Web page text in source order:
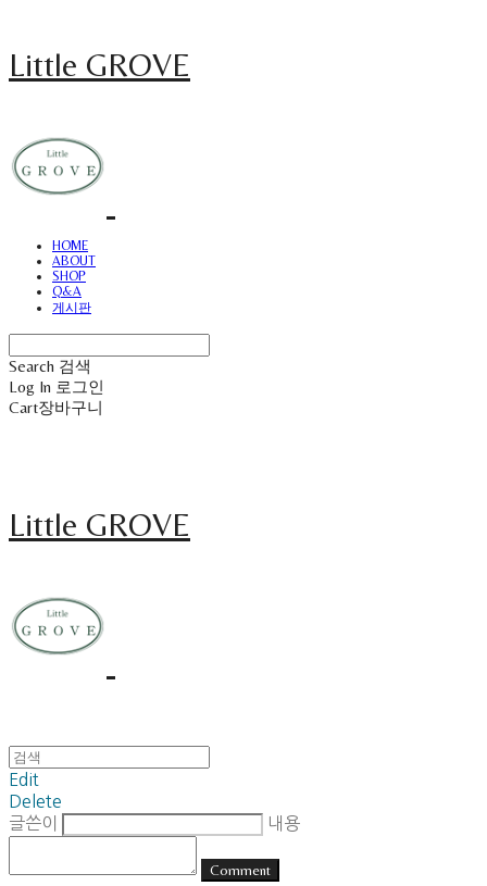
Little GROVE
HOME
ABOUT
SHOP
Q&A
게시판
Search 검색
Log In 로그인
Cart장바구니
Little GROVE
Edit
Delete
글쓴이
내용
Comment